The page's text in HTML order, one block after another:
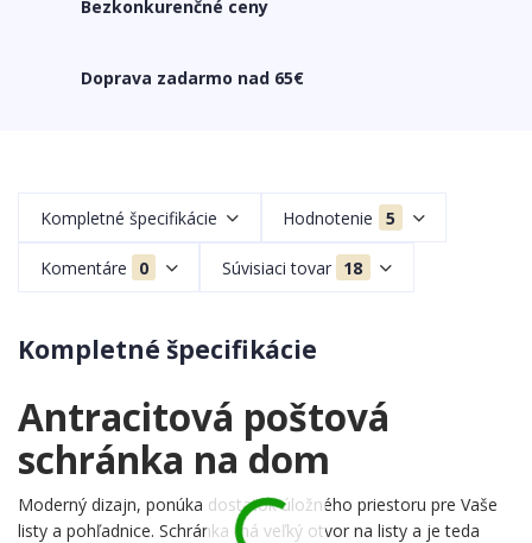
Bezkonkurenčné ceny
Doprava zadarmo nad 65€
Kompletné špecifikácie Hodnotenie 5
Komentáre 0 Súvisiaci tovar 18
Kompletné špecifikácie
Antracitová poštová
schránka na dom
Moderný dizajn, ponúka dostatok úložného priestoru pre Vaše
listy a pohľadnice. Schránka má veľký otvor na listy a je teda